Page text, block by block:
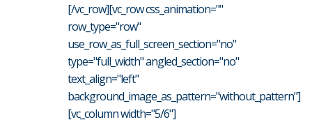
[/vc_row][vc_row css_animation=""
row_type="row"
use_row_as_full_screen_section="no"
type="full_width" angled_section="no"
text_align="left"
background_image_as_pattern="without_pattern"]
[vc_column width="5/6"]